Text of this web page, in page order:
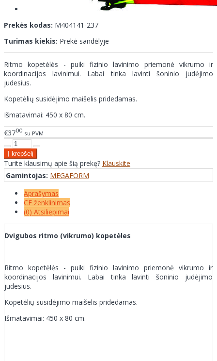
Prekės kodas: M404141-237
Turimas kiekis: Prekė sandėlyje
Ritmo kopetėlės - puiki fizinio lavinimo priemonė vikrumo ir
koordinacijos lavinimui. Labai tinka lavinti šoninio judėjimo
judesius.
Kopetėlių susidėjimo maišelis pridedamas.
Išmatavimai: 450 x 80 cm.
€3700 su PVM
Turite klausimų apie šią prekę? Klauskite
Gamintojas: MEGAFORM
Aprašymas
CE ženklinimas
(0) Atsiliepimai
Dvigubos ritmo (vikrumo) kopetėles
Ritmo kopetėlės - puiki fizinio lavinimo priemonė vikrumo ir
koordinacijos lavinimui. Labai tinka lavinti šoninio judėjimo
judesius.
Kopetėlių susidėjimo maišelis pridedamas.
Išmatavimai: 450 x 80 cm.